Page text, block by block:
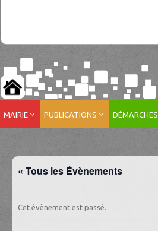
MAIRIE PUBLICATIONS DÉMARCHES
« Tous les Évènements
Cet évènement est passé.